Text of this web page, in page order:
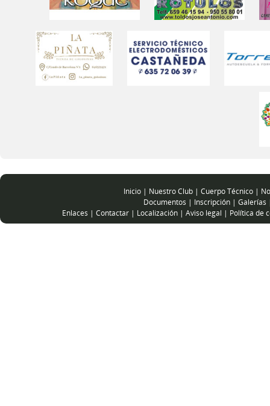
Inicio | Nuestro Club | Cuerpo Técnico |
Documentos | Inscripción | Galerías
Enlaces | Contactar | Localización | Aviso legal | Política de